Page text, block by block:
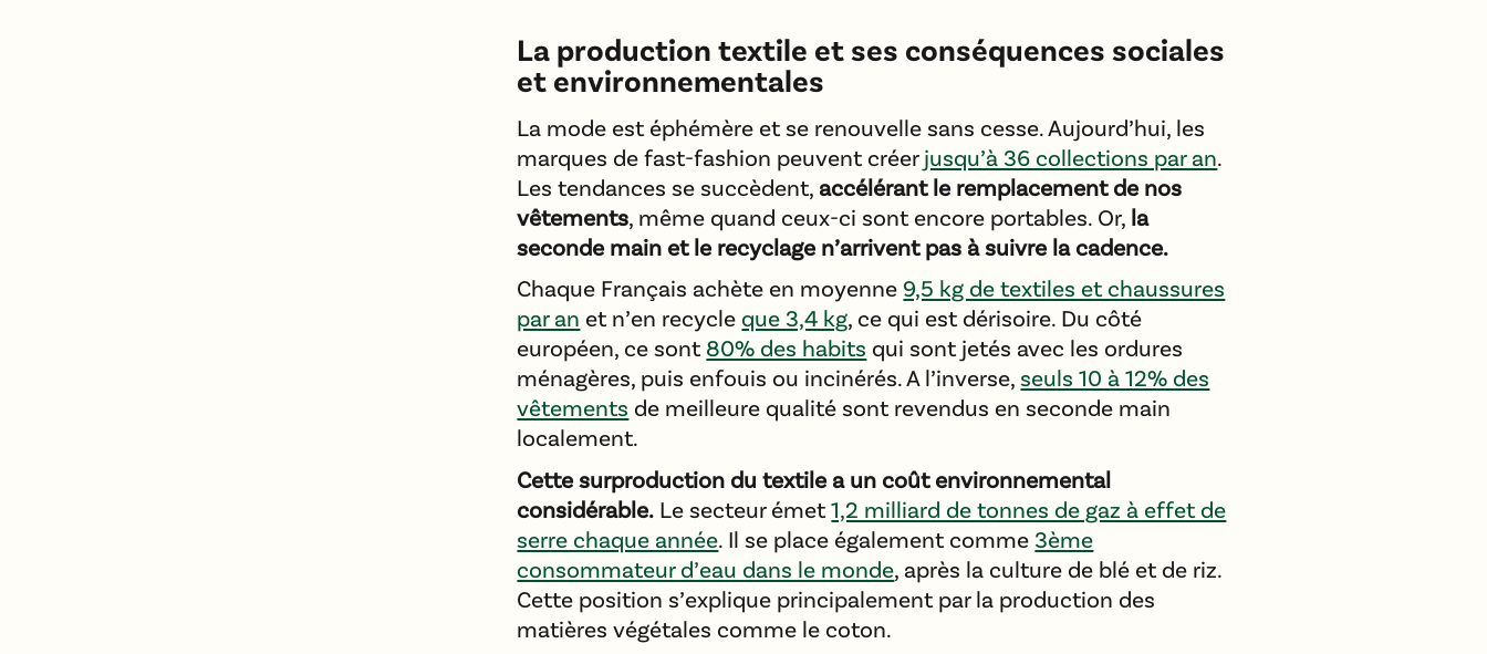
La production textile et ses conséquences sociales
et environnementales
La mode est éphémère et se renouvelle sans cesse. Aujourd’hui, les
marques de fast-fashion peuvent créer jusqu’à 36 collections par an.
Les tendances se succèdent, accélérant le remplacement de nos
vêtements, même quand ceux-ci sont encore portables. Or, la
seconde main et le recyclage n’arrivent pas à suivre la cadence.
Chaque Français achète en moyenne 9,5 kg de textiles et chaussures
par an et n’en recycle que 3,4 kg, ce qui est dérisoire. Du côté
européen, ce sont 80% des habits qui sont jetés avec les ordures
ménagères, puis enfouis ou incinérés. A l’inverse,seuls 10 à 12% des
vêtements de meilleure qualité sont revendus en seconde main
localement.
Cette surproduction du textile a un coût environnemental
considérable. Le secteur émet1,2 milliard de tonnes de gaz à effet de
serre chaque année. Il se place également comme 3ème
consommateur d’eau dans le monde, après la culture de blé et de riz.
Cette position s’explique principalement par la production des
matières végétales comme le coton.